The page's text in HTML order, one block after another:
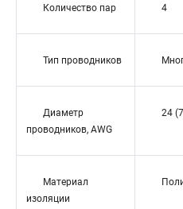
Количество пар 4
Тип проводников
Диаметр
проводников, AWG
24
Материал
изоляции